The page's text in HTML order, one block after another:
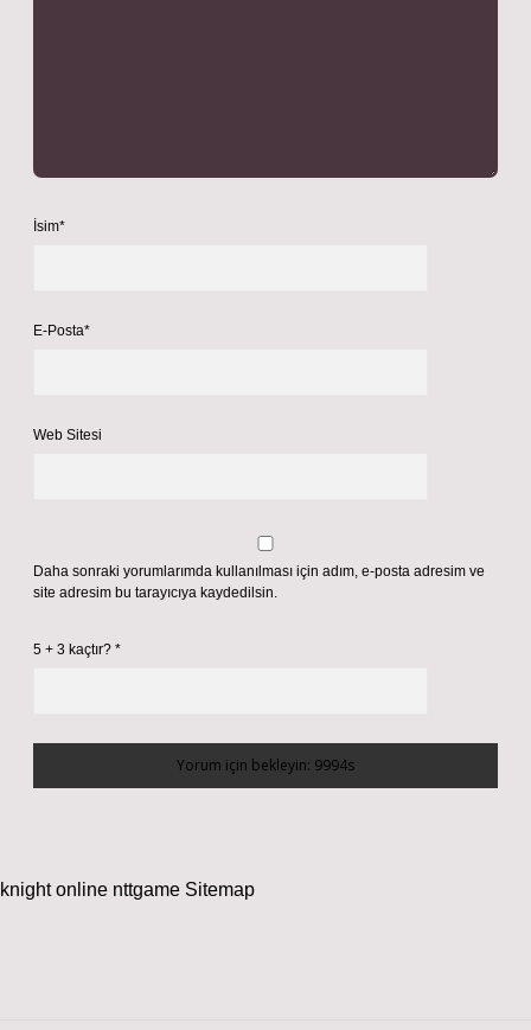
İsim*
E-Posta*
Web Sitesi
Daha sonraki yorumlarımda kullanılması için adım, e-posta adresim ve
site adresim bu tarayıcıya kaydedilsin.
5 + 3 kaçtır? *
knight online nttgame Sitemap